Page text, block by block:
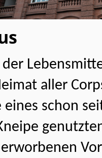
der
aller
eines schon